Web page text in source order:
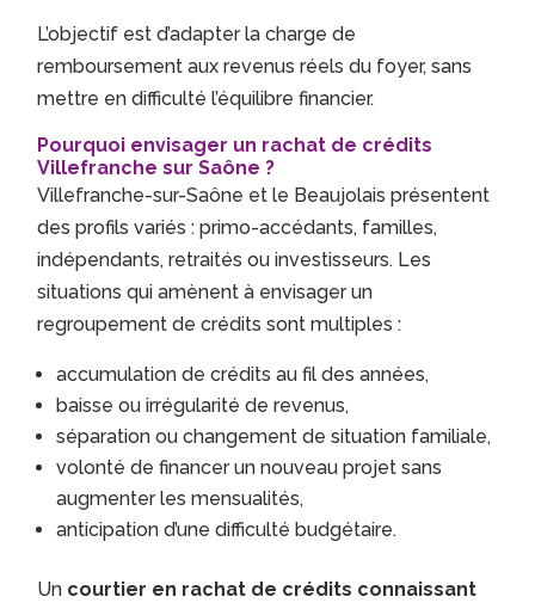
L’objectif est d’adapter la charge de
remboursement aux revenus réels du foyer, sans
mettre en difficulté l’équilibre financier.
Pourquoi envisager un rachat de crédits
Villefranche sur Saône ?
Villefranche-sur-Saône et le Beaujolais présentent
des profils variés : primo-accédants, familles,
indépendants, retraités ou investisseurs. Les
situations qui amènent à envisager un
regroupement de crédits sont multiples :
accumulation de crédits au fil des années,
baisse ou irrégularité de revenus,
séparation ou changement de situation familiale,
volonté de financer un nouveau projet sans
augmenter les mensualités,
anticipation d’une difficulté budgétaire.
Un courtier en rachat de crédits connaissant